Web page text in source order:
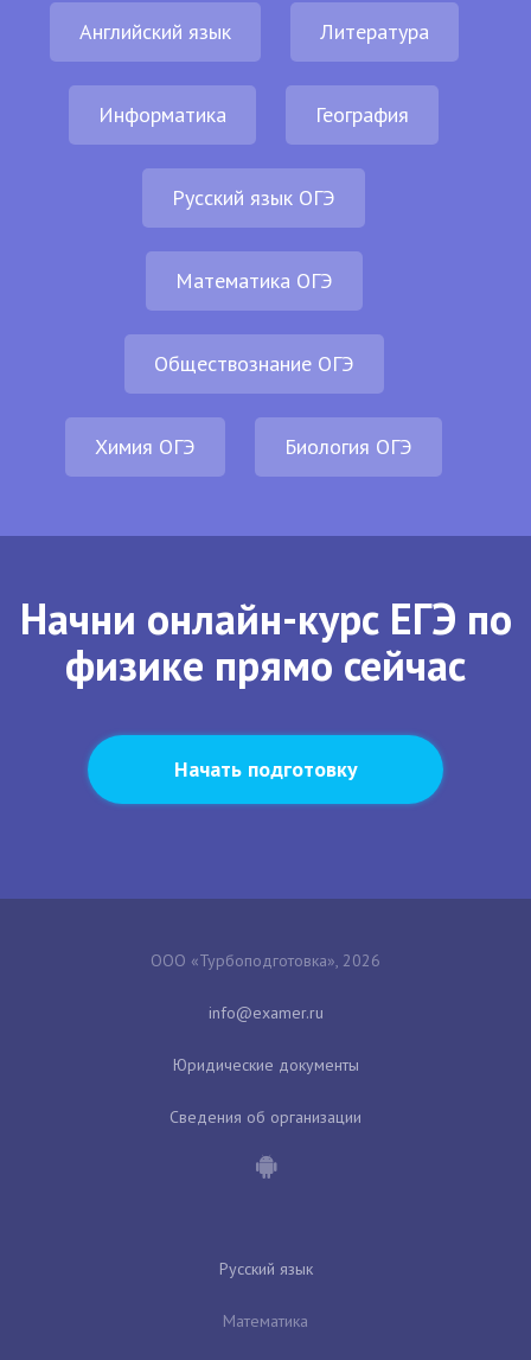
Английский язык Литература
Информатика География
Русский язык ОГЭ
Математика ОГЭ
Обществознание ОГЭ
Химия ОГЭ Биология ОГЭ
Начни онлайн-курс ЕГЭ по
физике прямо сейчас
Начать подготовку
ООО «Турбоподготовка», 2026
Юридические документы
Сведения об организации
Русский язык
Математика